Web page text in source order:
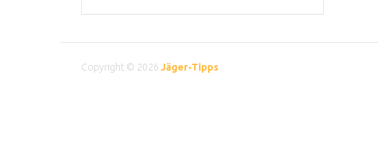
Copyright © 2026 Jäger-Tipps